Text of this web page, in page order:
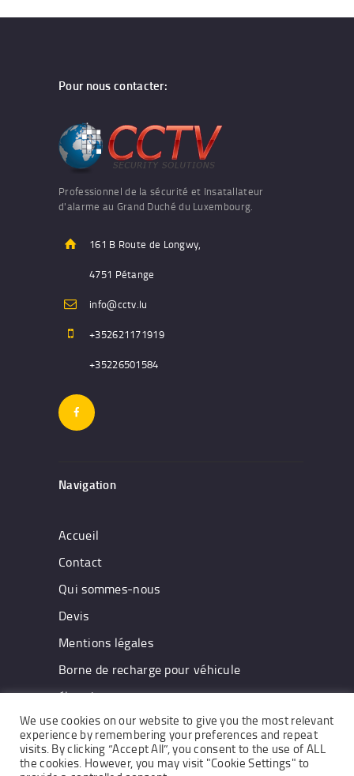
Pour nous contacter:
Professionnel de la sécurité et Insatallateur
d'alarme au Grand Duché du Luxembourg.
161 B Route de Longwy,
4751 Pétange
info@cctv.lu
+352621171919
+35226501584
Navigation
Accueil
Contact
Qui sommes-nous
Devis
Mentions légales
Borne de recharge pour véhicule
électrique
CCTV © 2026. All rights reserved.
We use cookies on our website to give you the most relevant
experience by remembering your preferences and repeat
visits. By clicking “Accept All”, you consent to the use of ALL
the cookies. However, you may visit "Cookie Settings" to